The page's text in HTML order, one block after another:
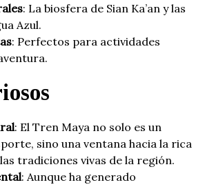
: La biosfera de Sian Ka’an y las
Azul.
: Perfectos para actividades
: El Tren Maya no solo es un
sino una ventana hacia la rica
tradiciones vivas de la región.
: Aunque ha generado